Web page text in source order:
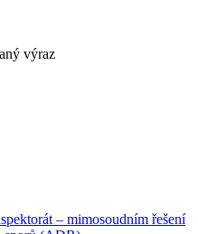
výraz
– mimosoudním řešení